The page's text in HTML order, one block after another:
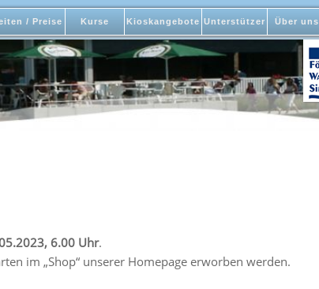
/ Preise Kurse Kioskangebote Unterstützer Über uns
6.00 Uhr.
im „Shop“ unserer Homepage erworben werden.